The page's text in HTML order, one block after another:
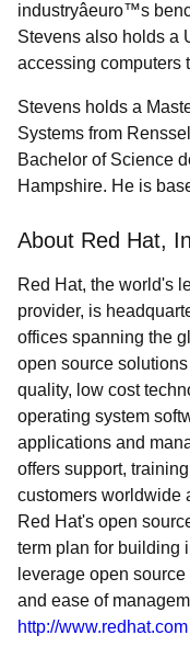
industryâeuro™s
Stevens also holds a
accessing computers
Stevens holds a
Systems from
Bachelor of Science
Hampshire. He is
About Red Hat,
Red Hat, the world's
provider, is
offices spanning the
open source
quality, low cost
operating system
applications and
offers support,
customers worldwide
Red Hat's open
term plan for building
leverage open
and ease of
http://www.redhat.com